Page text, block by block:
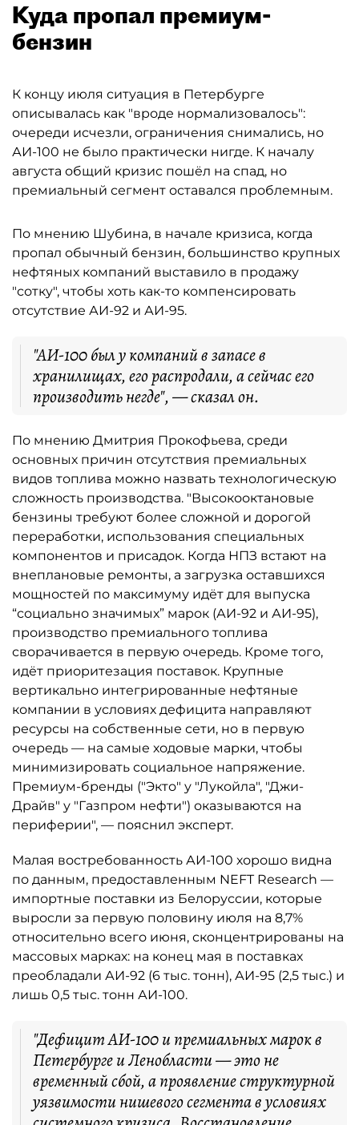
Куда пропал премиум-
бензин
К концу июля ситуация в Петербурге
описывалась как "вроде нормализовалось":
очереди исчезли, ограничения снимались, но
АИ-100 не было практически нигде. К началу
августа общий кризис пошёл на спад, но
премиальный сегмент оставался проблемным.
По мнению Шубина, в начале кризиса, когда
пропал обычный бензин, большинство крупных
нефтяных компаний выставило в продажу
"сотку", чтобы хоть как-то компенсировать
отсутствие АИ-92 и АИ-95.
"АИ-100 был у компаний в запасе в
хранилищах, его распродали, а сейчас его
производить негде", — сказал он.
По мнению Дмитрия Прокофьева, среди
основных причин отсутствия премиальных
видов топлива можно назвать технологическую
сложность производства. "Высокооктановые
бензины требуют более сложной и дорогой
переработки, использования специальных
компонентов и присадок. Когда НПЗ встают на
внеплановые ремонты, а загрузка оставшихся
мощностей по максимуму идёт для выпуска
“социально значимых” марок (АИ-92 и АИ-95),
производство премиального топлива
сворачивается в первую очередь. Кроме того,
идёт приоритезация поставок. Крупные
вертикально интегрированные нефтяные
компании в условиях дефицита направляют
ресурсы на собственные сети, но в первую
очередь — на самые ходовые марки, чтобы
минимизировать социальное напряжение.
Премиум-бренды ("Экто" у "Лукойла", "Джи-
Драйв" у "Газпром нефти") оказываются на
периферии", — пояснил эксперт.
Малая востребованность АИ-100 хорошо видна
по данным, предоставленным NEFT Research —
импортные поставки из Белоруссии, которые
выросли за первую половину июля на 8,7%
относительно всего июня, сконцентрированы на
массовых марках: на конец мая в поставках
преобладали АИ-92 (6 тыс. тонн), АИ-95 (2,5 тыс.) и
лишь 0,5 тыс. тонн АИ-100.
"Дефицит АИ-100 и премиальных марок в
Петербурге и Ленобласти — это не
временный сбой, а проявление структурной
уязвимости нишевого сегмента в условиях